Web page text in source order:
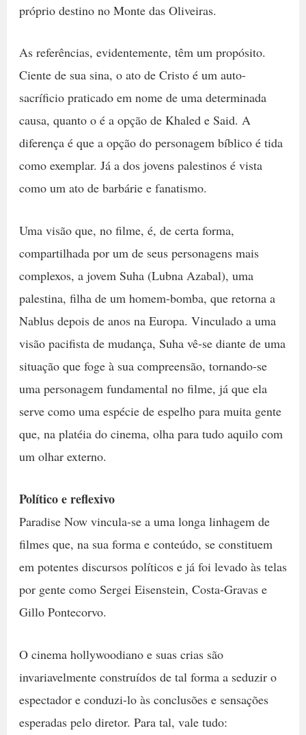
próprio destino no Monte das Oliveiras.
As referências, evidentemente, têm um propósito.
Ciente de sua sina, o ato de Cristo é um auto-
sacríficio praticado em nome de uma determinada
causa, quanto o é a opção de Khaled e Said. A
diferença é que a opção do personagem bíblico é tida
como exemplar. Já a dos jovens palestinos é vista
como um ato de barbárie e fanatismo.
Uma visão que, no filme, é, de certa forma,
compartilhada por um de seus personagens mais
complexos, a jovem Suha (Lubna Azabal), uma
palestina, filha de um homem-bomba, que retorna a
Nablus depois de anos na Europa. Vinculado a uma
visão pacifista de mudança, Suha vê-se diante de uma
situação que foge à sua compreensão, tornando-se
uma personagem fundamental no filme, já que ela
serve como uma espécie de espelho para muita gente
que, na platéia do cinema, olha para tudo aquilo com
um olhar externo.
Político e reflexivo
Paradise Now vincula-se a uma longa linhagem de
filmes que, na sua forma e conteúdo, se constituem
em potentes discursos políticos e já foi levado às telas
por gente como Sergei Eisenstein, Costa-Gravas e
Gillo Pontecorvo.
O cinema hollywoodiano e suas crias são
invariavelmente construídos de tal forma a seduzir o
espectador e conduzi-lo às conclusões e sensações
esperadas pelo diretor. Para tal, vale tudo: